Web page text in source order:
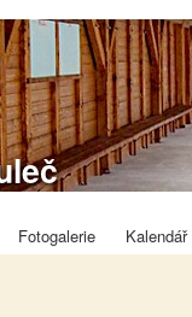
Přejít k
hlavnímu
obsahu
Fotogalerie